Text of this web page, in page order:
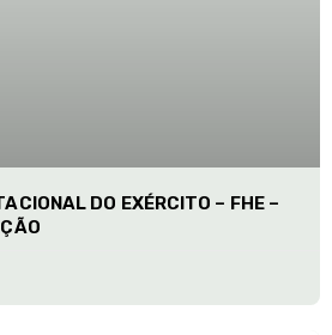
DO EXÉRCITO – FHE –